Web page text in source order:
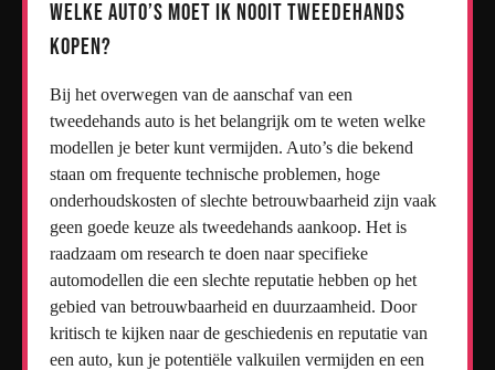
Welke auto’s moet ik nooit tweedehands
kopen?
Bij het overwegen van de aanschaf van een
tweedehands auto is het belangrijk om te weten welke
modellen je beter kunt vermijden. Auto’s die bekend
staan om frequente technische problemen, hoge
onderhoudskosten of slechte betrouwbaarheid zijn vaak
geen goede keuze als tweedehands aankoop. Het is
raadzaam om research te doen naar specifieke
automodellen die een slechte reputatie hebben op het
gebied van betrouwbaarheid en duurzaamheid. Door
kritisch te kijken naar de geschiedenis en reputatie van
een auto, kun je potentiële valkuilen vermijden en een